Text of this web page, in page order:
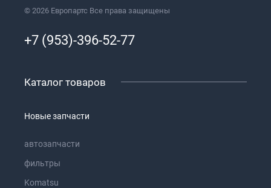
© 2026 Европартс Все права защищены
+7 (953)-396-52-77
Каталог товаров
Новые запчасти
автозапчасти
фильтры
Komatsu